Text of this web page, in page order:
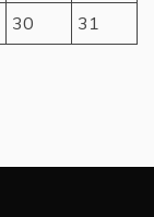
30 31